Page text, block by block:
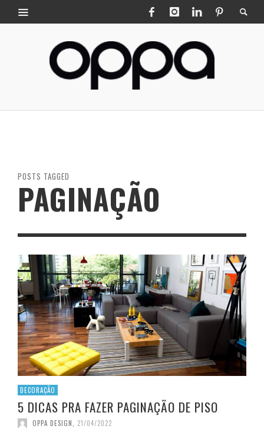
POSTS TAGGED
PAGINAÇÃO
DECORAÇÃO
5 DICAS PRA FAZER PAGINAÇÃO DE PISO
OPPA DESIGN 21/04/2022